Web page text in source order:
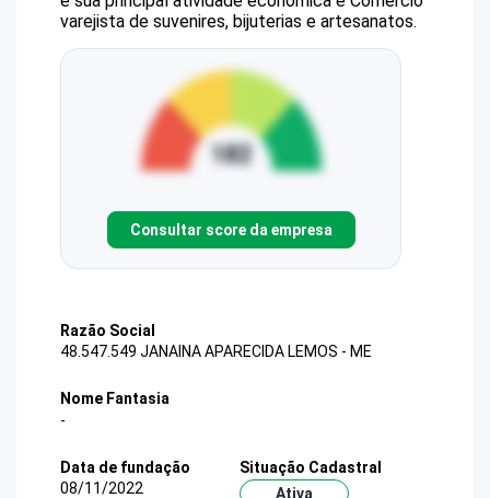
varejista de suvenires, bijuterias e artesanatos.
Consultar score da empresa
Razão Social
48.547.549 JANAINA APARECIDA LEMOS - ME
Nome Fantasia
-
Data de fundação
08/11/2022
Situação Cadastral
Ativa